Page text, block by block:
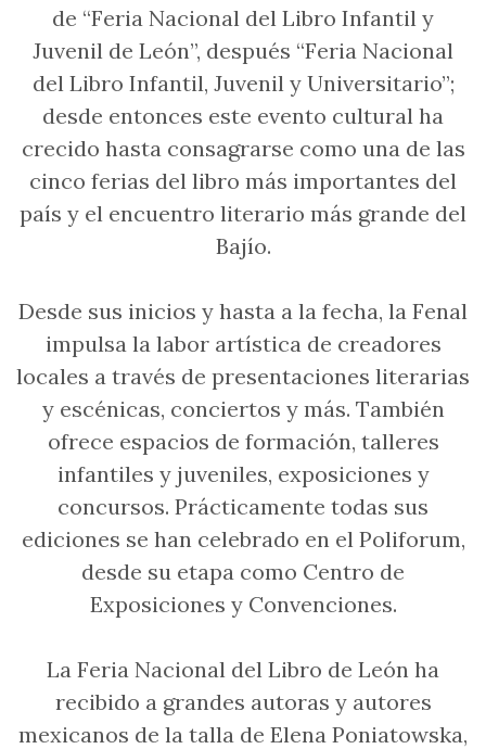
de “Feria Nacional del Libro Infantil y
Juvenil de León”, después “Feria Nacional
del Libro Infantil, Juvenil y Universitario”;
desde entonces este evento cultural ha
crecido hasta consagrarse como una de las
cinco ferias del libro más importantes del
país y el encuentro literario más grande del
Bajío.
Desde sus inicios y hasta a la fecha, la Fenal
impulsa la labor artística de creadores
locales a través de presentaciones literarias
y escénicas, conciertos y más. También
ofrece espacios de formación, talleres
infantiles y juveniles, exposiciones y
concursos. Prácticamente todas sus
ediciones se han celebrado en el Poliforum,
desde su etapa como Centro de
Exposiciones y Convenciones.
La Feria Nacional del Libro de León ha
recibido a grandes autoras y autores
mexicanos de la talla de Elena Poniatowska,